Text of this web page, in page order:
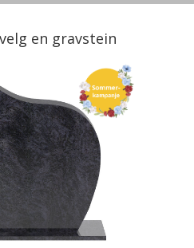
en gravstein